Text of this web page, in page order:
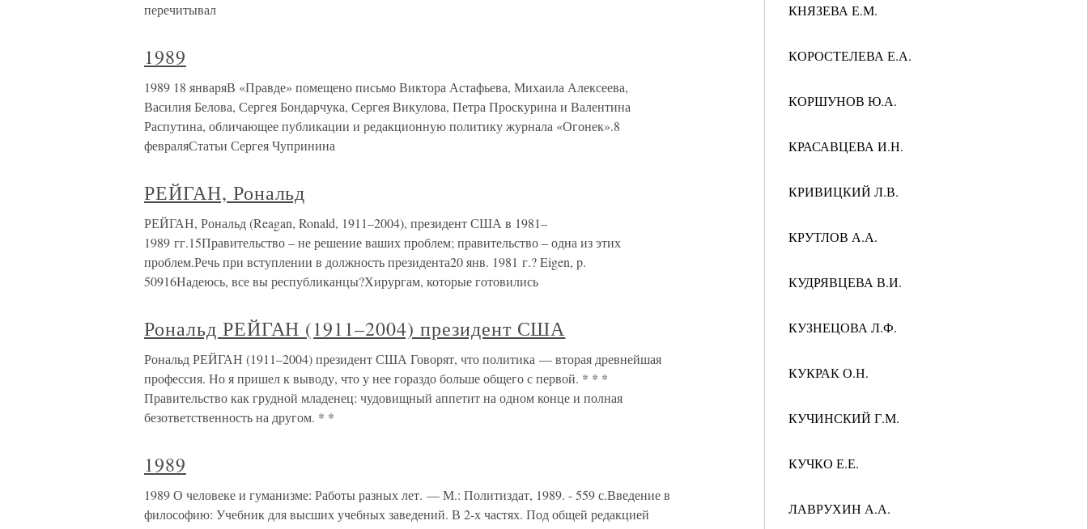
КНЯЗЕВА Е.М.
КОРОСТЕЛЕВА Е.А.
КОРШУНОВ Ю.А.
КРАСАВЦЕВА И.Н.
КРИВИЦКИЙ Л.В.
КРУТЛОВ А.А.
КУДРЯВЦЕВА В.И.
КУЗНЕЦОВА Л.Ф.
КУКРАК О.Н.
КУЧИНСКИЙ Г.М.
КУЧКО Е.Е.
ЛАВРУХИН А.А.
перечитывал
1989
1989 18 январяВ «Правде» помещено письмо Виктора Астафьева, Михаила Алексеева,
Василия Белова, Сергея Бондарчука, Сергея Викулова, Петра Проскурина и Валентина
Распутина, обличающее публикации и редакционную политику журнала «Огонек».8
февраляСтатьи Сергея Чупринина
РЕЙГАН, Рональд
РЕЙГАН, Рональд (Reagan, Ronald, 1911–2004), президент США в 1981–
1989 гг.15Правительство – не решение ваших проблем; правительство – одна из этих
проблем.Речь при вступлении в должность президента20 янв. 1981 г.? Eigen, p.
50916Надеюсь, все вы республиканцы?Хирургам, которые готовились
Рональд РЕЙГАН (1911–2004) президент США
Рональд РЕЙГАН (1911–2004) президент США Говорят, что политика — вторая древнейшая
профессия. Но я пришел к выводу, что у нее гораздо больше общего с первой. * * *
Правительство как грудной младенец: чудовищный аппетит на одном конце и полная
безответственность на другом. * *
1989
1989 О человеке и гуманизме: Работы разных лет. — М.: Политиздат, 1989. - 559 с.Введение в
философию: Учебник для высших учебных заведений. В 2-х частях. Под общей редакцией